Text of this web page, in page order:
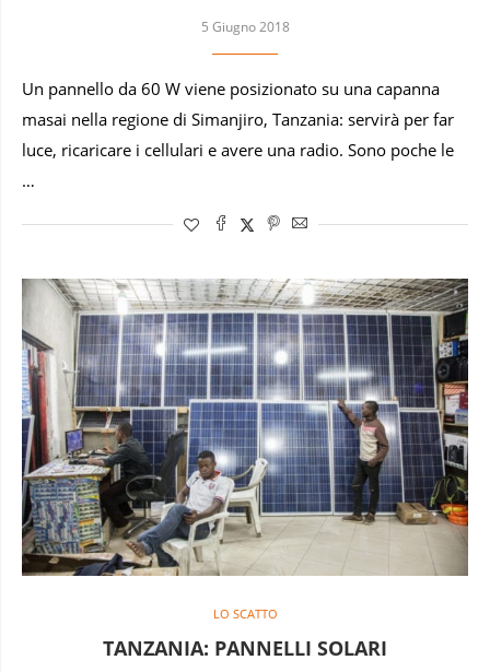
5 Giugno 2018
Un pannello da 60 W viene posizionato su una capanna
masai nella regione di Simanjiro, Tanzania: servirà per far
luce, ricaricare i cellulari e avere una radio. Sono poche le
…
LO SCATTO
TANZANIA: PANNELLI SOLARI